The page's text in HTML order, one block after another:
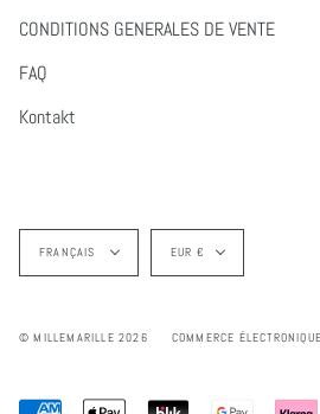
CONDITIONS GENERALES DE VENTE
FAQ
Kontakt
Langue
FRANÇAIS Devise
EUR €
© MILLEMARILLE 2026 COMMERCE